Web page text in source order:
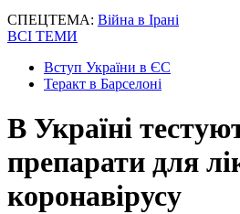
СПЕЦТЕМА: Війна в Ірані
ВСІ ТЕМИ
Вступ України в ЄС
Теракт в Барселоні
В Україні
препарати для
коронавірусу